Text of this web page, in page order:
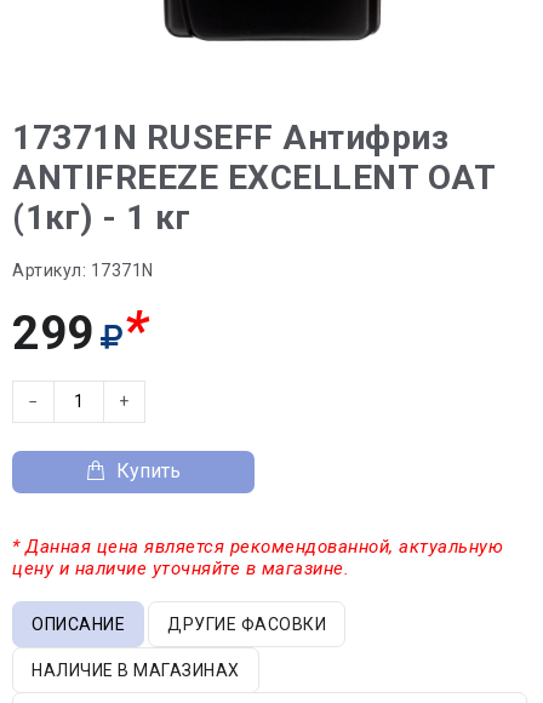
17371N RUSEFF Антифриз
ANTIFREEZE EXCELLENT OAT
(1кг) - 1 кг
Артикул: 17371N
299 *
− +
Купить
* Данная цена является рекомендованной, актуальную
цену и наличие уточняйте в магазине.
ОПИСАНИЕ ДРУГИЕ ФАСОВКИ
НАЛИЧИЕ В МАГАЗИНАХ